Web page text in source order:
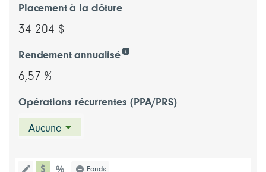
Placement à la clôture
34 204 $
Rendement annualisé
6,57 %
Opérations récurrentes (PPA/PRS)
Aucune
type de graphique dollar
Fonds